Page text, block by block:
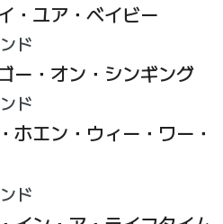
・ユア・ベイビー
ド
ー・オン・シンギング
ド
ホエン・ウィー・ワー・
ド